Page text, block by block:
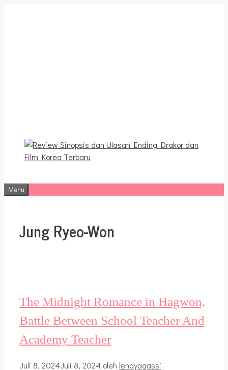
Menu
Jung Ryeo-Won
The Midnight Romance in Hagwon,
Battle Between School Teacher And
Academy Teacher
Juli 8, 2024Juli 8, 2024 oleh lendyagassi